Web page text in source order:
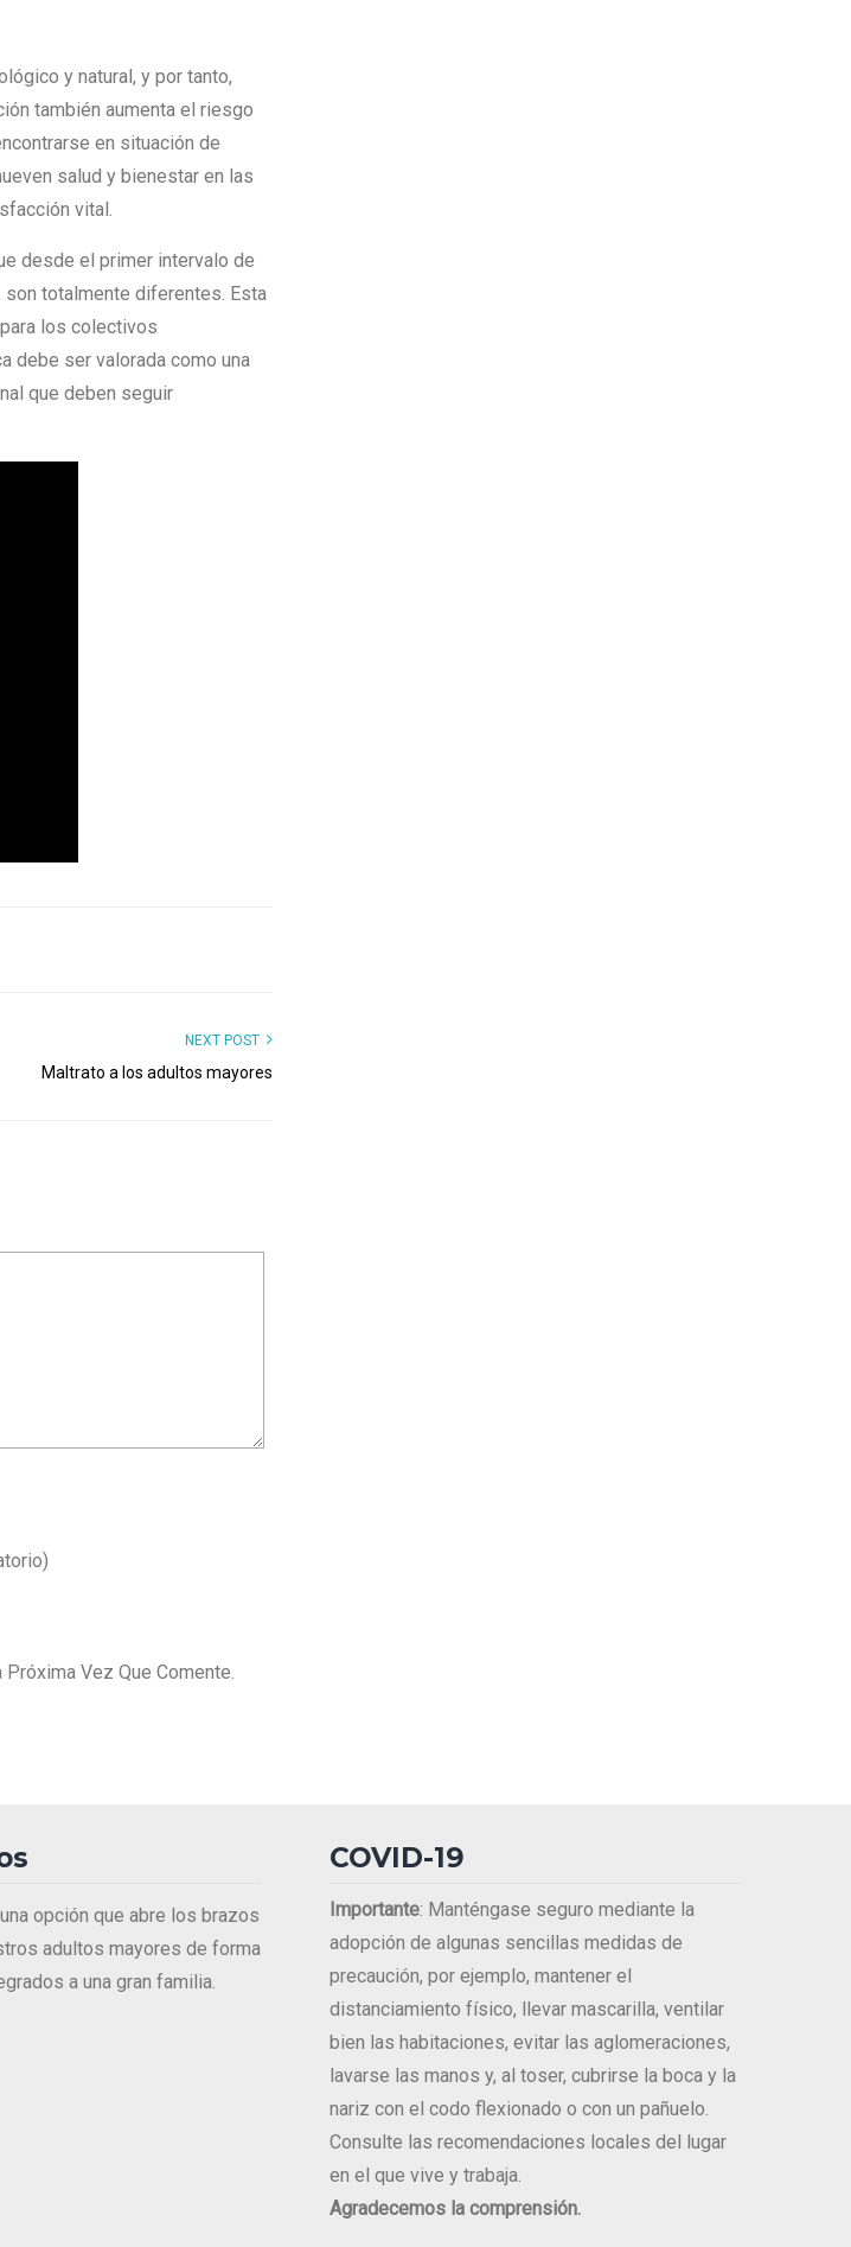
y natural, y por tanto,
también aumenta el riesgo
en situación de
salud y bienestar en las
vital.
desde el primer intervalo de
totalmente diferentes. Esta
los colectivos
debe ser valorada como una
que deben seguir
NEXT POST
Maltrato a los adultos mayores
Vez Que Comente.
opción que abre los brazos
adultos mayores de forma
a una gran familia.
COVID-19
Importante: Manténgase seguro mediante la
adopción de algunas sencillas medidas de
precaución, por ejemplo, mantener el
distanciamiento físico, llevar mascarilla, ventilar
bien las habitaciones, evitar las aglomeraciones,
lavarse las manos y, al toser, cubrirse la boca y la
nariz con el codo flexionado o con un pañuelo.
Consulte las recomendaciones locales del lugar
en el que vive y trabaja.
Agradecemos la comprensión.